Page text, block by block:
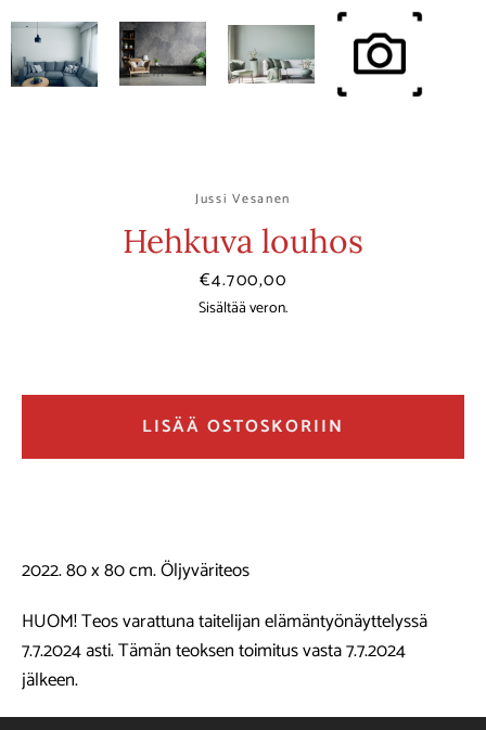
Jussi Vesanen
Hehkuva louhos
Hinta
€4.700,00
Sisältää veron.
2022. 80 x 80 cm. Öljyväriteos
HUOM! Teos varattuna taitelijan elämäntyönäyttelyssä
7.7.2024 asti. Tämän teoksen toimitus vasta 7.7.2024
jälkeen.
LISÄÄ OSTOSKORIIN